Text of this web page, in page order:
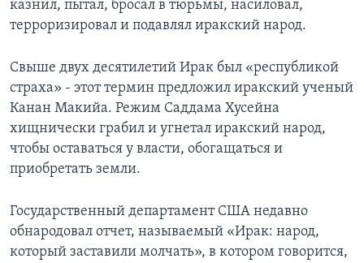
НЬЮ-ЙОРК NEW YORK
ТЕСТЫ
ВИДЕО
Learning English
СОЦИАЛЬНЫЕ СЕТИ
казнил, пытал, бросал в тюрьмы, насиловал,
терроризировал и подавлял иракский народ.
Свыше двух десятилетий Ирак был «республикой
страха» - этот термин предложил иракский ученый
Канан Макийа. Режим Саддама Хусейна
хищнически грабил и угнетал иракский народ,
чтобы оставаться у власти, обогащаться и
приобретать земли.
Государственный департамент США недавно
обнародовал отчет, называемый «Ирак: народ,
который заставили молчать», в котором говорится,